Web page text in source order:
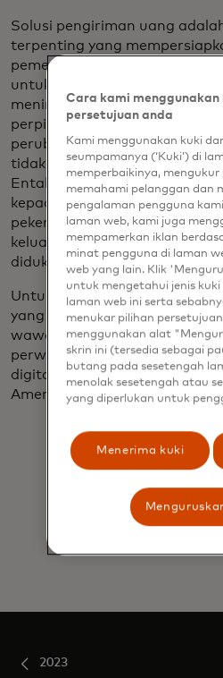
Solusi pengiriman uang
terpenting yang
pemerintah untuk masa
untuk pembayaran lintas
meningkat sejak pandemi.
perpindahan populasi karena
perubahan praktik kerja, dan
tidak menentu, transfer uang
Entah itu pemerintah yang
kepada warganya setelah
pekerja migran yang
keluarga di luar negeri,
didukung oleh teknologi
Untuk memastikan bahwa
yang tepat, awal tahun ini,
wawancara moderat satu
perwakilan dari perusahaan
digital, dan pelanggan akhir
Amerika Utara dan Asia
2023
Cara kami menggunakan
persetujuan anda
Kami menggunakan kuki
seumpamanya (‘Kuki’) di
memperbaikinya, mengukur
memahami pelanggan dan
pengalaman pengguna
laman web, kami juga
mempamerkan iklan
minat pengguna di laman
web yang lain. Klik
untuk mengetahui jenis
laman web ini serta
menukar pilihan
menggunakan alat
skrin ini (tersedia sebagai
butang pada sesetengah
menolak sesetengah atau
yang diperlukan untuk
Menerima kuki